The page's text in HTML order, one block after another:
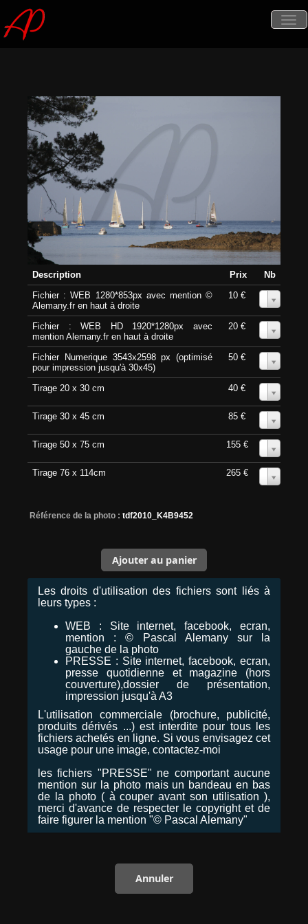
Description Prix
Nb
Fichier : WEB 1280*853px avec mention ©
Alemany.fr en haut à droite
10 €
Fichier : WEB HD 1920*1280px avec
mention Alemany.fr en haut à droite
20 €
Fichier Numerique 3543x2598 px (optimisé
pour impression jusqu'à 30x45)
50 €
Tirage 20 x 30 cm 40 €
Tirage 30 x 45 cm 85 €
Tirage 50 x 75 cm 155 €
Tirage 76 x 114cm 265 €
Référence de la photo : tdf2010_K4B9452
Les droits d'utilisation des fichiers sont liés à
leurs types :
WEB : Site internet, facebook, ecran,
mention : © Pascal Alemany sur la
gauche de la photo
PRESSE : Site internet, facebook, ecran,
presse quotidienne et magazine (hors
couverture),dossier de présentation,
impression jusqu'à A3
L'utilisation commerciale (brochure, publicité,
produits dérivés ...) est interdite pour tous les
fichiers achetés en ligne. Si vous envisagez cet
usage pour une image, contactez-moi
les fichiers "PRESSE" ne comportant aucune
mention sur la photo mais un bandeau en bas
de la photo ( à couper avant son utilisation ),
merci d'avance de respecter le copyright et de
faire figurer la mention "© Pascal Alemany"
Annuler